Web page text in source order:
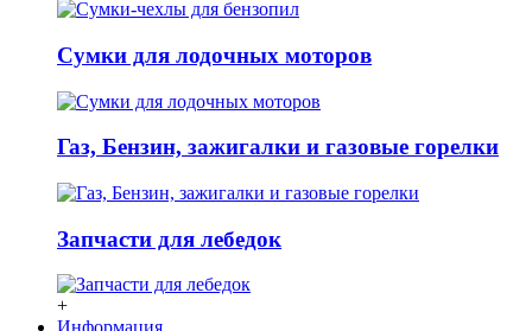
Сумки для лодочных моторов
Газ, Бензин, зажигалки и газовые горелки
Запчасти для лебедок
+